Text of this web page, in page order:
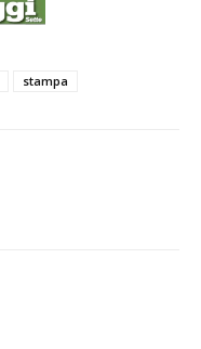
stampa